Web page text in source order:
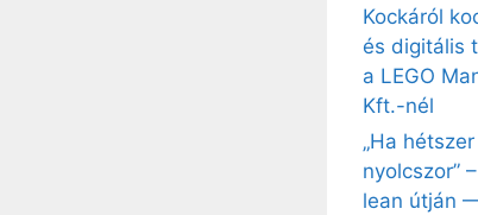
Kockáról
és digitális
a LEGO
Kft.-nél
„Ha
nyolcszor”
lean útján